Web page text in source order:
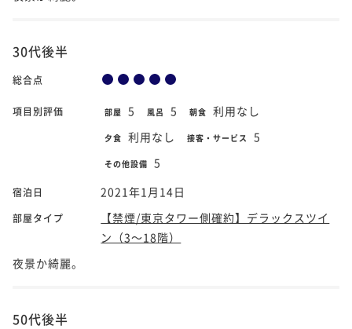
30代後半
総合点
項目別評価 部屋 5 風呂 5 朝食 利用なし
夕食 利用なし 接客・サービス 5
その他設備 5
宿泊日 2021年1月14日
部屋タイプ
【禁煙/東京タワー側確約】デラックスツイ
ン（3～18階）
夜景か綺麗。
50代後半